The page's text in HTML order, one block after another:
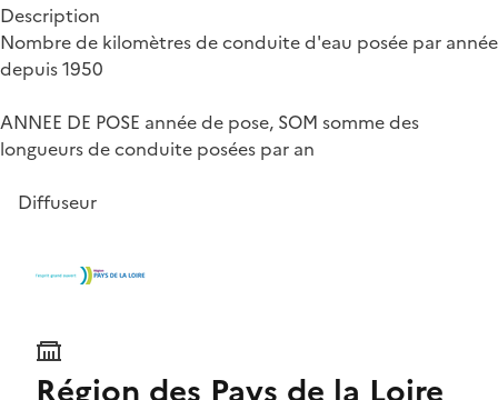
Description
Nombre de kilomètres de conduite d'eau posée par année
depuis 1950
ANNEE DE POSE année de pose, SOM somme des
longueurs de conduite posées par an
Diffuseur
Région des Pays de la Loire